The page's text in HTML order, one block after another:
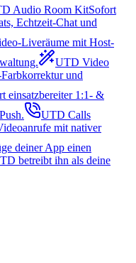
Audio Room KitSofort
Echtzeit-Chat und
Liveräume mit Host-
UTD Video
und
einsatzbereiter 1:1- &
UTD Calls
mit nativer
deiner App einen
betreibt ihn als deine